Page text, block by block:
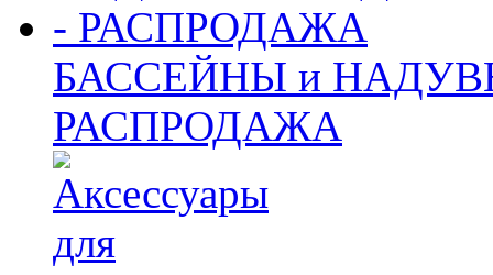
БАССЕЙНЫ и
РАСПРОДАЖА